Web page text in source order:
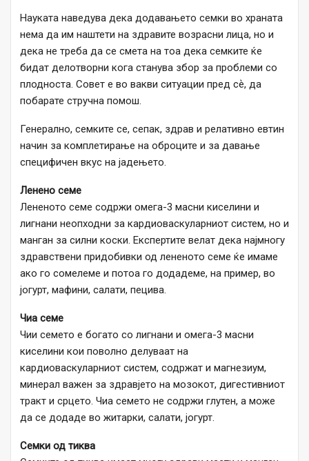
Науката наведува дека додавањето семки во храната
нема да им наштети на здравите возрасни лица, но и
дека не треба да се смета на тоа дека семките ќе
бидат делотворни кога станува збор за проблеми со
плодноста. Совет е во вакви ситуации пред сѐ, да
побарате стручна помош.
Генерално, семките се, сепак, здрав и релативно евтин
начин за комплетирање на оброците и за давање
специфичен вкус на јадењето.
Ленено семе
Лененото семе содржи омега-3 масни киселини и
лигнани неопходни за кардиоваскуларниот систем, но и
манган за силни коски. Експертите велат дека најмногу
здравствени придобивки од лененото семе ќе имаме
ако го сомелеме и потоа го додадеме, на пример, во
јогурт, мафини, салати, пецива.
Чиа семе
Чии семето е богато со лигнани и омега-3 масни
киселини кои поволно делуваат на
кардиоваскуларниот систем, содржат и магнезиум,
минерал важен за здравјето на мозокот, дигестивниот
тракт и срцето. Чиа семето не содржи глутен, а може
да се додаде во житарки, салати, јогурт.
Семки од тиква